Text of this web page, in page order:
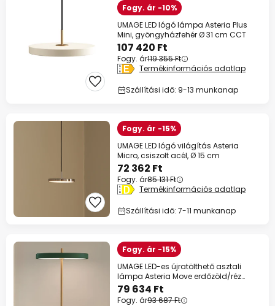
Fogy. ár -10%
UMAGE LED lógó lámpa Asteria Plus
Mini, gyöngyházfehér Ø 31 cm CCT
107 420 Ft
Fogy. ár119 355 Ft
Termékinformációs adatlap
Szállítási idő: 9-13 munkanap
Fogy. ár -15%
UMAGE LED lógó világítás Asteria
Micro, csiszolt acél, Ø 15 cm
72 362 Ft
Fogy. ár85 131 Ft
Termékinformációs adatlap
Szállítási idő: 7-11 munkanap
Fogy. ár -15%
UMAGE LED-es újratölthető asztali
lámpa Asteria Move erdőzöld/réz
31cm
79 634 Ft
Fogy. ár93 687 Ft